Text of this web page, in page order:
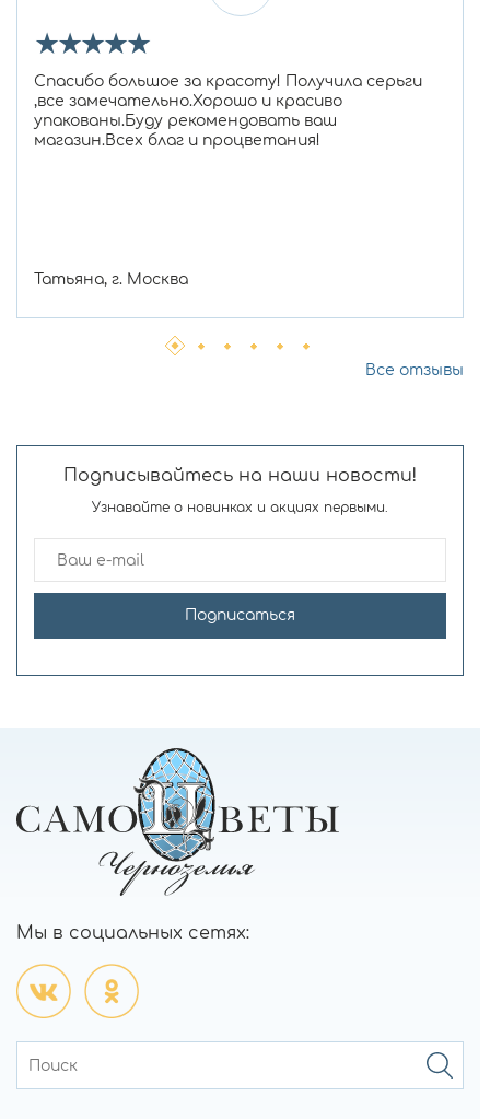
★★★★★
Спасибо большое за красоту! Получила серьги
,все замечательно.Хорошо и красиво
упакованы.Буду рекомендовать ваш
магазин.Всех благ и процветания!
Татьяна, г. Москва
Все отзывы
Подписывайтесь на наши новости!
Узнавайте о новинках и акциях первыми.
Подписаться
Мы в социальных сетях: